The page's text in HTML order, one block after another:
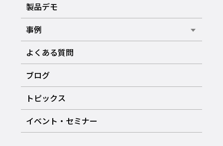
製品デモ
事例
よくある質問
ブログ
トピックス
イベント・セミナー